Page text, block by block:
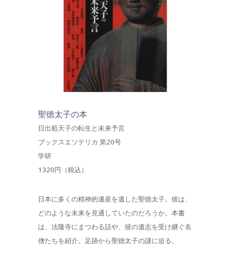
聖徳太子の本
日出処天子の転生と未来予言
ブックスエソテリカ 第20号
学研
1320円（税込）
日本に多くの精神的遺産を遺した聖徳太子。彼は、
どのような未来を見通していたのだろうか。本書
は、法隆寺にまつわる話や、彼の遺志を受け継ぐ名
僧たちを紹介。足跡から聖徳太子の謎に迫る。